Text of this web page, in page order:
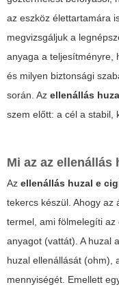
az eszköz élettartamára
megvizsgáljuk a
anyaga a teljesítményre,
és milyen biztonsági
során. Az ellenállás
szem előtt: a cél a stabil,
Mi az az ellenállás
Az ellenállás huzal e
tekercs készül. Ahogy az
termel, ami fölmelegíti
anyagot (vattát). A huzal
huzal ellenállását (ohm),
mennyiségét. Emellett